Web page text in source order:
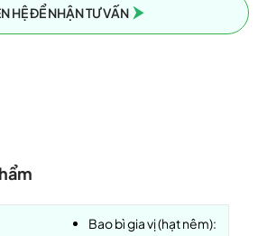
HỆ ĐỂ NHẬN TƯ VẤN
Bao bì gia vị (hạt nêm):